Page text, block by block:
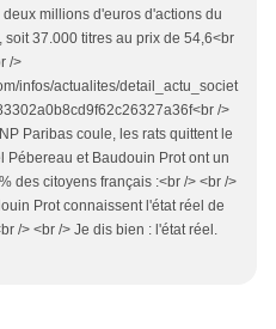
millions d'euros d'actions du
37.000 titres au prix de 54,6<br
/>
infos/actualites/detail_actu_societ
/>
Paribas coule, les rats quittent le
Pébereau et Baudouin Prot ont un
des citoyens français :<br /> <br />
Prot connaissent l'état réel de
/> <br /> Je dis bien : l'état réel.